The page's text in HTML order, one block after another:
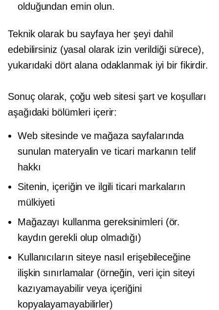
olduğundan emin olun.
Teknik olarak bu sayfaya her şeyi dahil
edebilirsiniz (yasal olarak izin verildiği sürece),
yukarıdaki dört alana odaklanmak iyi bir fikirdir.
Sonuç olarak, çoğu web sitesi şart ve koşulları
aşağıdaki bölümleri içerir:
Web sitesinde ve mağaza sayfalarında
sunulan materyalin ve ticari markanın telif
hakkı
Sitenin, içeriğin ve ilgili ticari markaların
mülkiyeti
Mağazayı kullanma gereksinimleri (ör.
kaydın gerekli olup olmadığı)
Kullanıcıların siteye nasıl erişebileceğine
ilişkin sınırlamalar (örneğin, veri için siteyi
kazıyamayabilir veya içeriğini
kopyalayamayabilirler)